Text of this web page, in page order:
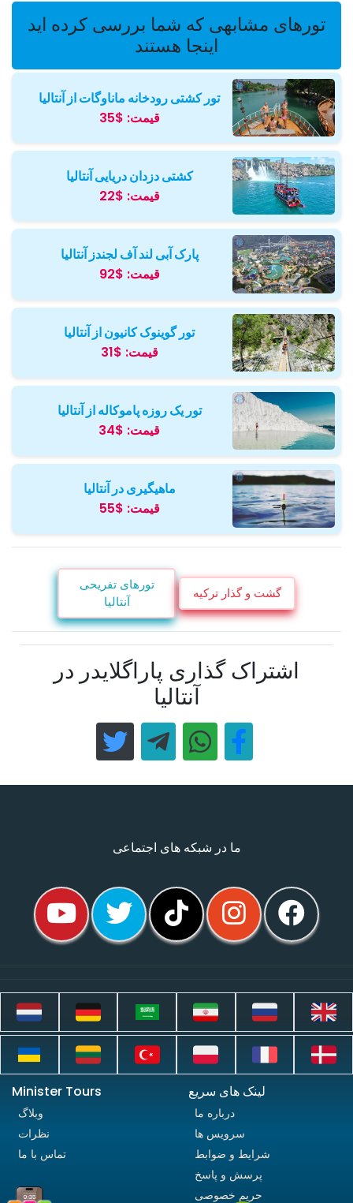
تورهای مشابهی که شما بررسی کرده اید
اینجا هستند
تور کشتی رودخانه ماناوگات از آنتالیا
قیمت: $35
کشتی دزدان دریایی آنتالیا
قیمت: $22
پارک آبی لند آف لجندز آنتالیا
قیمت: $92
تور گوینوک کانیون از آنتالیا
قیمت: $31
تور یک روزه پاموکاله از آنتالیا
قیمت: $34
ماهیگیری در آنتالیا
قیمت: $55
گشت و گذار ترکیه
تورهای تفریحی
آنتالیا
اشتراک گذاری پاراگلایدر در
آنتالیا
ما در شبکه های اجتماعی
لینک های سریع
درباره ما
سرویس ها
شرایط و ضوابط
پرسش و پاسخ
حریم خصوصی
Minister Tours
وبلاگ
نظرات
تماس با ما